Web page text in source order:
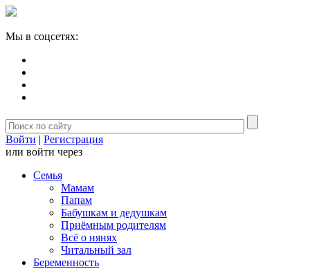
Мы в соцсетях:
Войти | Регистрация
или войти через
Семья
Мамам
Папам
Бабушкам и дедушкам
Приёмным родителям
Всё о нянях
Читальный зал
Беременность